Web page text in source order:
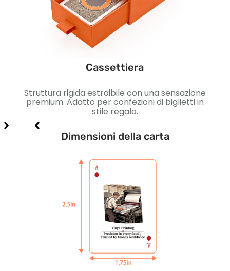
Cassettiera
Struttura rigida estraibile con una sensazione
premium. Adatto per confezioni di biglietti in
stile regalo.
Dimensioni della carta